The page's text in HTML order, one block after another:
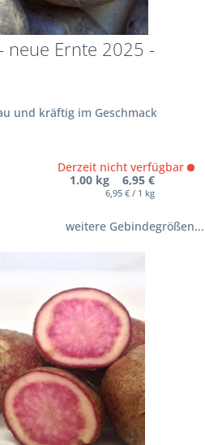
neue Ernte 2025 -
und kräftig im Geschmack
Derzeit nicht verfügbar
1.00 kg 6,95 €
6,95 € / 1 kg
weitere Gebindegrößen...